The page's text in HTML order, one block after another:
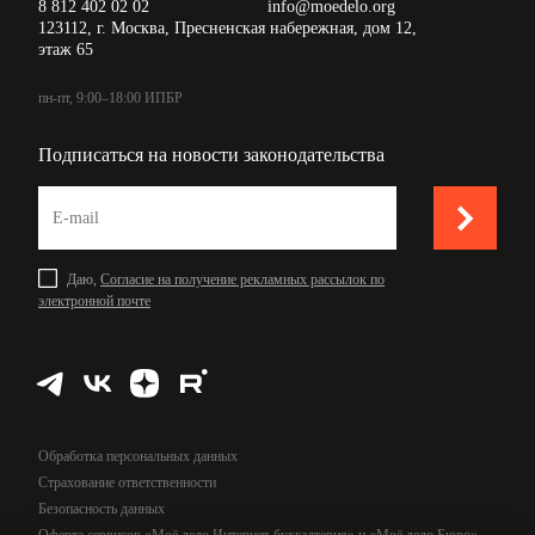
8 812 402 02 02
info@moedelo.org
123112, г. Москва, Пресненская набережная, дом 12,
этаж 65
пн-пт, 9:00–18:00 ИПБР
Подписаться на новости законодательства
Даю, Согласие на получение рекламных рассылок по
электронной почте
Обработка персональных данных
Страхование ответственности
Безопасность данных